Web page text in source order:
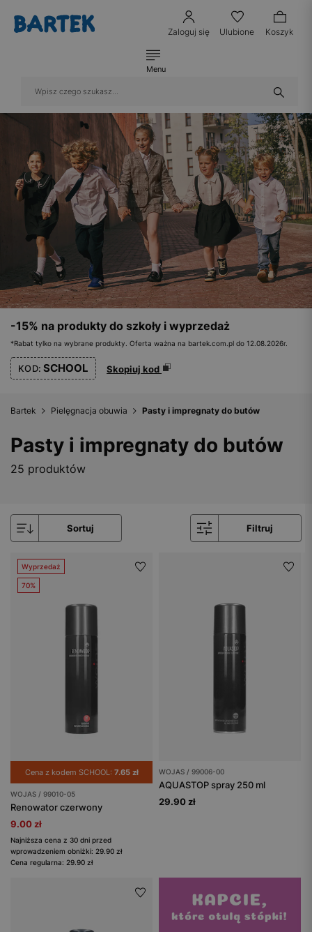
Zaloguj się Ulubione Koszyk
Menu
-15% na produkty do szkoły i wyprzedaż
*Rabat tylko na wybrane produkty. Oferta ważna na bartek.com.pl do 12.08.2026r.
KOD: SCHOOL Skopiuj kod
Bartek Pielęgnacja obuwia Pasty i impregnaty do butów
Pasty i impregnaty do butów
25 produktów
Sortuj Filtruj
Wyprzedaż
70%
Cena z kodem SCHOOL: 7.65 zł
WOJAS / 99010-05
Renowator czerwony
9.00 zł
Najniższa cena z 30 dni przed
wprowadzeniem obniżki: 29.90 zł
Cena regularna: 29.90 zł
WOJAS / 99006-00
AQUASTOP spray 250 ml
29.90 zł